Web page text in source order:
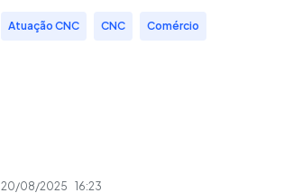
Atuação CNC CNC Comércio
20/08/2025 16:23